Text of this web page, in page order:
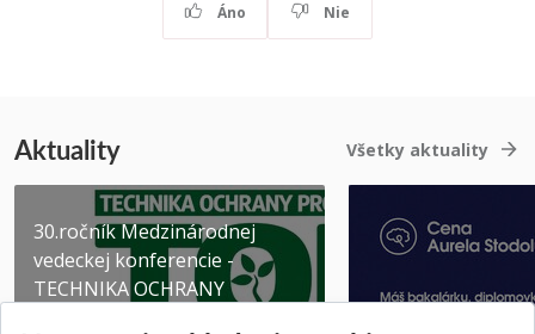
Áno Nie
Aktuality Všetky aktuality
30.ročník Medzinárodnej
vedeckej konferencie -
TECHNIKA OCHRANY